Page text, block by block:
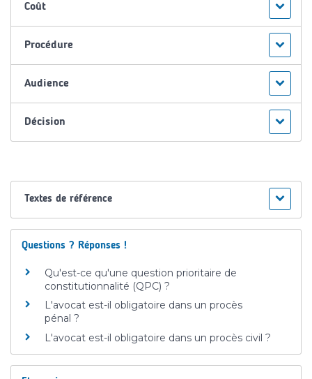
Coût
Procédure
Audience
Décision
Textes de référence
Questions ? Réponses !
Qu'est-ce qu'une question prioritaire de
constitutionnalité (QPC) ?
L'avocat est-il obligatoire dans un procès
pénal ?
L'avocat est-il obligatoire dans un procès civil ?